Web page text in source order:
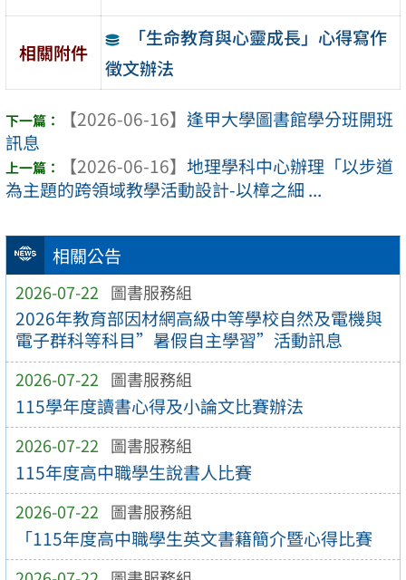
相關公告
2026-07-22 圖書服務組
2026年教育部因材網高級中等學校自然及電機與
電子群科等科目”暑假自主學習”活動訊息
2026-07-22 圖書服務組
115學年度讀書心得及小論文比賽辦法
2026-07-22 圖書服務組
115年度高中職學生說書人比賽
2026-07-22 圖書服務組
「115年度高中職學生英文書籍簡介暨心得比賽
相關附件
「生命教育與心靈成長」心得寫作
徵文辦法
【2026-06-16】 逢甲大學圖書館學分班開班
訊息
【2026-06-16】 地理學科中心辦理「以步道
為主題的跨領域教學活動設計-以樟之細 ...